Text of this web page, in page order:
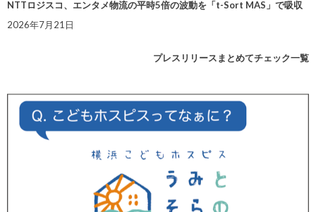
NTTロジスコ、エンタメ物流の平時5倍の波動を「t-Sort MAS」で吸収
2026年7月21日
プレスリリースまとめてチェック一覧